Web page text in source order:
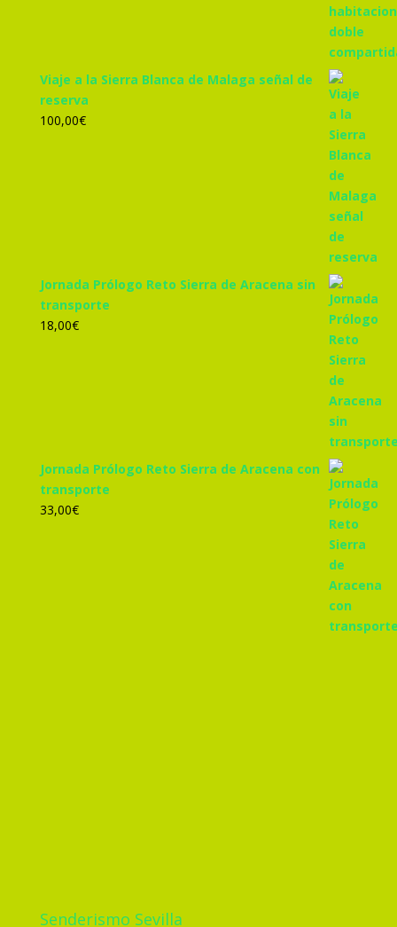
Viaje a la Sierra Blanca de Malaga señal de
reserva
100,00€
Jornada Prólogo Reto Sierra de Aracena sin
transporte
18,00€
Jornada Prólogo Reto Sierra de Aracena con
transporte
33,00€
Senderismo Sevilla